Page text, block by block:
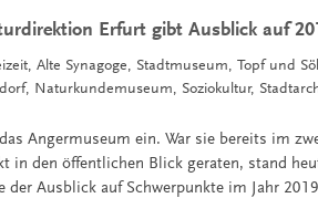
Erfurt gibt Ausblick auf
Alte Synagoge, Stadtmuseum, Topf und
Naturkundemuseum, Soziokultur,
Angermuseum ein. War sie bereits im
in den öffentlichen Blick geraten, stand
der Ausblick auf Schwerpunkte im Jahr